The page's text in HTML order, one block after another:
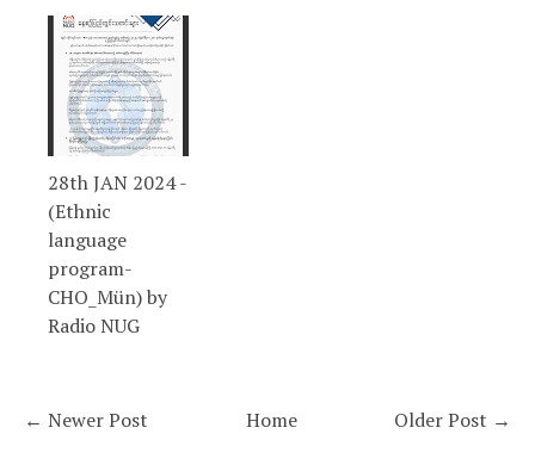
28th JAN 2024 -
(Ethnic
language
program-
CHO_Mün) by
Radio NUG
← Newer Post Older Post →
Home